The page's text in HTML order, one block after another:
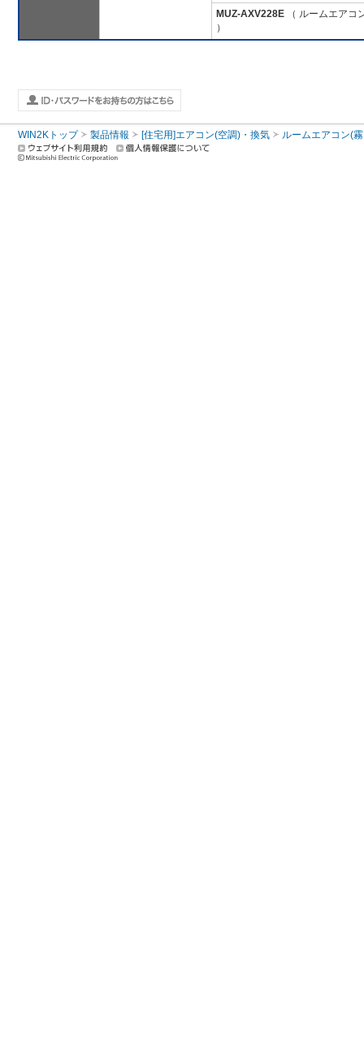
MUZ-AXV228E （ ルームエアコ
）
WIN2Kトップ 製品情報 [住宅用]エアコン(空調)・換気 ルームエアコン(